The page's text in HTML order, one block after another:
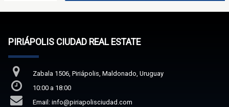
PIRIÁPOLIS CIUDAD REAL ESTATE
Zabala 1506, Piriápolis, Maldonado, Uruguay
10:00 a 18:00
Email: info@piriapolisciudad.com